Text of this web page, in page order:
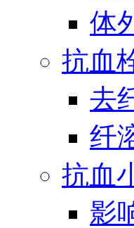
体
抗血
去
纤
抗血
影